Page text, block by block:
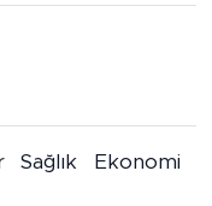
Sağlık
Ekonomi